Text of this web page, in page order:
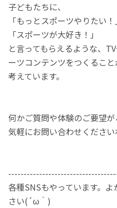
子どもたちに、
「もっとスポーツやりたい！
「スポーツが大好き！」
と言ってもらえるような、
ーツコンテンツをつくるこ
考えています。
何かご質問や体験のご要望
気軽にお問い合わせくださ
各種SNSもやっています。
さい(´ω｀)